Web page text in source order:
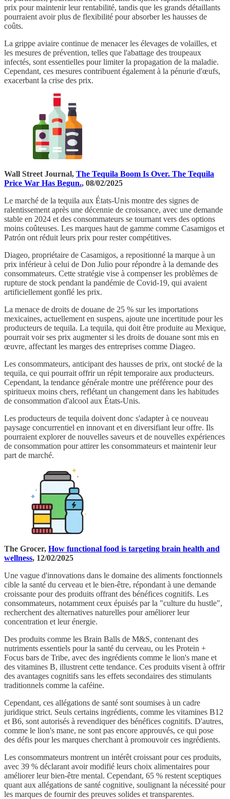
prix pour maintenir leur rentabilité, tandis que les grands détaillants
pourraient avoir plus de flexibilité pour absorber les hausses de
coûts.
La grippe aviaire continue de menacer les élevages de volailles, et
les mesures de prévention, telles que l'abattage des troupeaux
infectés, sont essentielles pour limiter la propagation de la maladie.
Cependant, ces mesures contribuent également à la pénurie d'œufs,
exacerbant la crise des prix.
Wall Street Journal, The Tequila Boom Is Over. The Tequila
Price War Has Begun., 08/02/2025
Le marché de la tequila aux États-Unis montre des signes de
ralentissement après une décennie de croissance, avec une demande
stable en 2024 et des consommateurs se tournant vers des options
moins coûteuses. Les marques haut de gamme comme Casamigos et
Patrón ont réduit leurs prix pour rester compétitives.
Diageo, propriétaire de Casamigos, a repositionné la marque à un
prix inférieur à celui de Don Julio pour répondre à la demande des
consommateurs. Cette stratégie vise à compenser les problèmes de
rupture de stock pendant la pandémie de Covid-19, qui avaient
artificiellement gonflé les prix.
La menace de droits de douane de 25 % sur les importations
mexicaines, actuellement en suspens, ajoute une incertitude pour les
producteurs de tequila. La tequila, qui doit être produite au Mexique,
pourrait voir ses prix augmenter si les droits de douane sont mis en
œuvre, affectant les marges des entreprises comme Diageo.
Les consommateurs, anticipant des hausses de prix, ont stocké de la
tequila, ce qui pourrait offrir un répit temporaire aux producteurs.
Cependant, la tendance générale montre une préférence pour des
spiritueux moins chers, reflétant un changement dans les habitudes
de consommation d'alcool aux États-Unis.
Les producteurs de tequila doivent donc s'adapter à ce nouveau
paysage concurrentiel en innovant et en diversifiant leur offre. Ils
pourraient explorer de nouvelles saveurs et de nouvelles expériences
de consommation pour attirer les consommateurs et maintenir leur
part de marché.
The Grocer, How functional food is targeting brain health and
wellness, 12/02/2025
Une vague d'innovations dans le domaine des aliments fonctionnels
cible la santé du cerveau et le bien-être, répondant à une demande
croissante pour des produits offrant des bénéfices cognitifs. Les
consommateurs, notamment ceux épuisés par la "culture du hustle",
recherchent des alternatives naturelles pour améliorer leur
concentration et leur énergie.
Des produits comme les Brain Balls de M&S, contenant des
nutriments essentiels pour la santé du cerveau, ou les Protein +
Focus bars de Tribe, avec des ingrédients comme le lion's mane et
des vitamines B, illustrent cette tendance. Ces produits visent à offrir
des avantages cognitifs sans les effets secondaires des stimulants
traditionnels comme la caféine.
Cependant, ces allégations de santé sont soumises à un cadre
juridique strict. Seuls certains ingrédients, comme les vitamines B12
et B6, sont autorisés à revendiquer des bénéfices cognitifs. D'autres,
comme le lion's mane, ne sont pas encore approuvés, ce qui pose
des défis pour les marques cherchant à promouvoir ces ingrédients.
Les consommateurs montrent un intérêt croissant pour ces produits,
avec 39 % déclarant avoir modifié leurs choix alimentaires pour
améliorer leur bien-être mental. Cependant, 65 % restent sceptiques
quant aux allégations de santé cognitive, soulignant la nécessité pour
les marques de fournir des preuves solides et transparentes.